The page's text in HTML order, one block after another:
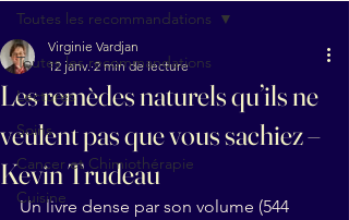
Toutes les recommandations
Lectures
Soins
Cancer et Chimiothérapie
Cuisine
Toutes les recommandations
Les remèdes naturels qu’ils ne
veulent pas que vous sachiez –
Kevin Trudeau
Virginie Vardjan
12 janv. 2 min de lecture
Un livre dense par son volume (544